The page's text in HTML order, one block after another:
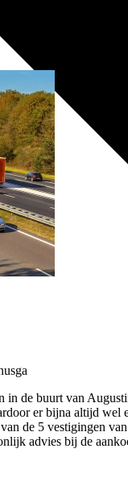
in de buurt van
er bijna altijd wel
de 5 vestigingen
advies bij de